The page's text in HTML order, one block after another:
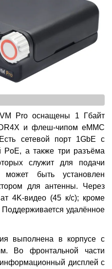
Pro оснащены 1 Гбайт
и флеш-чипом eMMC
сетевой порт 1GbE с
PoE, а также три разъёма
служит для подачи
может быть установлен
для антенны. Через
4K-видео (45 к/с); кроме
удалённое
выполнена в корпусе с
Во фронтальной части
дисплей с